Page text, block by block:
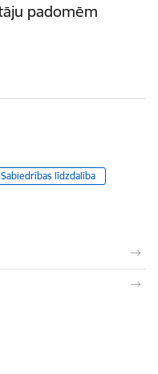
padomēm
Sabiedrības līdzdalība